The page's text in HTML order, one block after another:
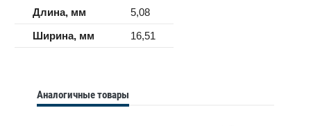
Длина, мм
5,08
Ширина, мм
16,51
Аналогичные товары